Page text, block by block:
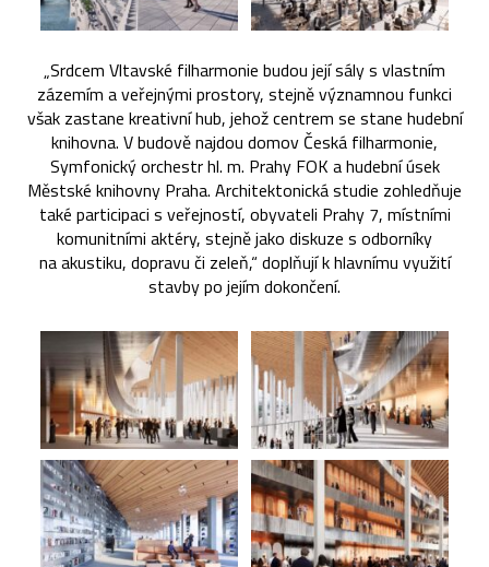
„Srdcem Vltavské filharmonie budou její sály s vlastním
zázemím a veřejnými prostory, stejně významnou funkci
však zastane kreativní hub, jehož centrem se stane hudební
knihovna. V budově najdou domov Česká filharmonie,
Symfonický orchestr hl. m. Prahy FOK a hudební úsek
Městské knihovny Praha. Architektonická studie zohledňuje
také participaci s veřejností, obyvateli Prahy 7, místními
komunitními aktéry, stejně jako diskuze s odborníky
na akustiku, dopravu či zeleň,“ doplňují k hlavnímu využití
stavby po jejím dokončení.